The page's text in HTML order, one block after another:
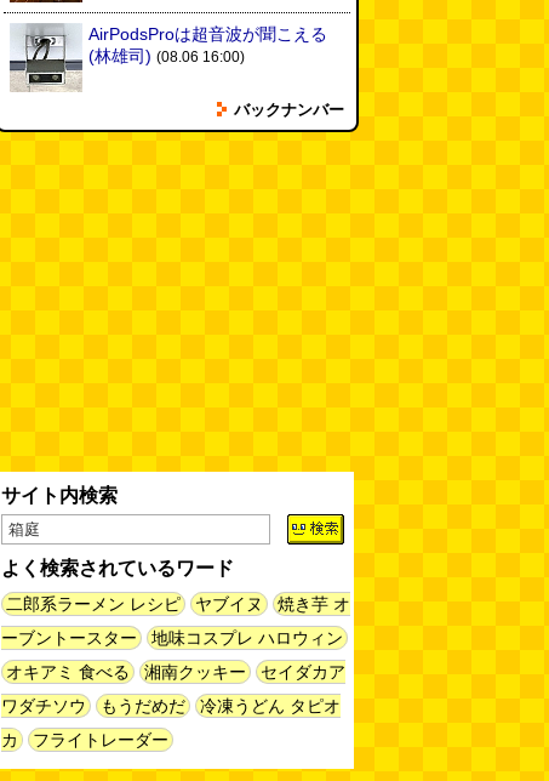
AirPodsProは超音波が聞こえる
(林雄司) (08.06 16:00)
姉がはまったガムランに自分もは
ヘアスタイルが3Dになっている
(08.05
16:00)
皿に乗った豚バラブロックの指輪
(べつやく れい) (08.05 16:00)
フエラムネをさらに笛っぽくした
らホイッスルになりました (爲房
新太朗) (08.05 11:00)
バックナンバー
サイト内検索
よく検索されているワード
二郎系ラーメン レシピ ヤブイヌ
焼き芋 オ
ーブントースター
地味コスプレ ハロウィン
オキアミ 食べる
湘南クッキー
セイダカア
ワダチソウ
もうだめだ
冷凍うどん タピオ
カ
フライトレーダー